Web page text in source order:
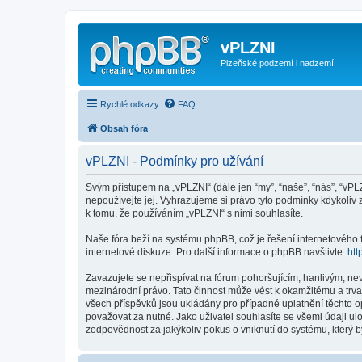
vPLZNI
Plzeňské podzemí i nadzemí
Rychlé odkazy FAQ
Obsah fóra
vPLZNI - Podmínky pro užívání
Svým přístupem na „vPLZNI“ (dále jen “my”, “naše”, “nás”,
nepoužívejte jej. Vyhrazujeme si právo tyto podmínky
k tomu, že používáním „vPLZNI“ s nimi souhlasíte.
Naše fóra beží na systému phpBB, což je řešení internetového
internetové diskuze. Pro další informace o phpBB navštivte:
Zavazujete se nepřispívat na fórum pohoršujícím, hanlivým,
mezinárodní právo. Tato činnost může vést k okamžitému a
všech příspěvků jsou ukládány pro případné uplatnění těchto
považovat za nutné. Jako uživatel souhlasíte se všemi údaji
zodpovědnost za jakýkoliv pokus o vniknutí do systému, který